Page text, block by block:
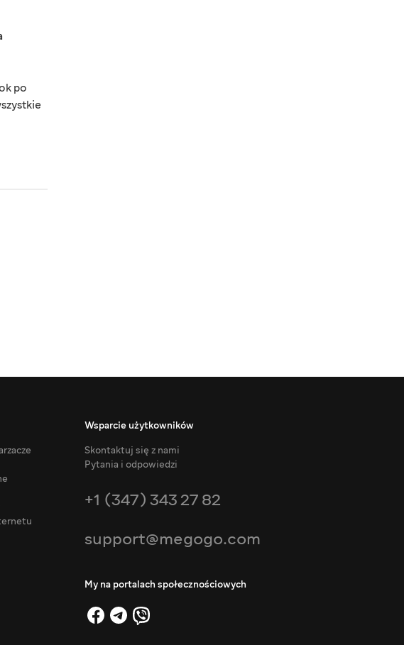
po
Wsparcie użytkowników
Skontaktuj się z nami
Pytania i odpowiedzi
+1 (347) 343 27 82
support@megogo.com
My na portalach społecznościowych